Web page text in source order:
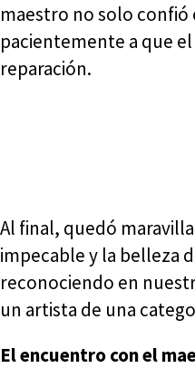
maestro no solo confió
pacientemente a que
reparación.
Al final, quedó
impecable y la belleza
reconociendo en
un artista de una
El encuentro con el